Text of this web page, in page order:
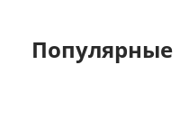
Популярные